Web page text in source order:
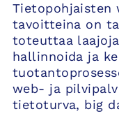
Tietopohjaisten
tavoitteina on
toteuttaa
hallinnoida ja
web- ja
tietoturva, big